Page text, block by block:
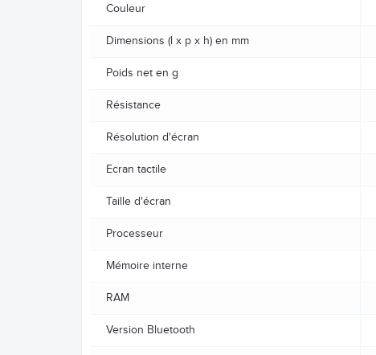
Couleur
Dimensions (l x p x h) en mm
Poids net en g
Résistance
Résolution d'écran
Ecran tactile
Taille d'écran
Processeur
Mémoire interne
RAM
Version Bluetooth